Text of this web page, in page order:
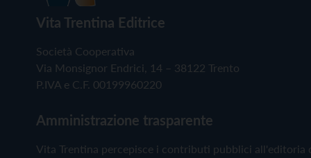
Vita Trentina Editrice
Società Cooperativa
Via Monsignor Endrici, 14 – 38122 Trento
P.IVA e C.F. 00199960220
Amministrazione trasparente
Vita Trentina percepisce i contributi pubblici all'editoria